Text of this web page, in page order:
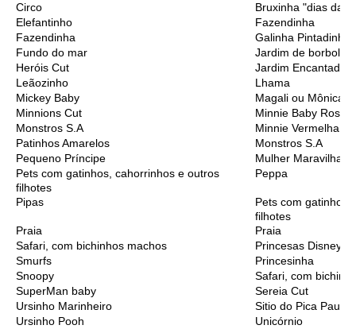
Circo
Bruxinha "dias das
Elefantinho
Fazendinha
Fazendinha
Galinha Pintadinha
Fundo do mar
Jardim de
Heróis Cut
Jardim Encantado
Leãozinho
Lhama
Mickey Baby
Magali ou Mônica
Minnions Cut
Minnie Baby Rosa
Monstros S.A
Minnie Vermelha
Patinhos Amarelos
Monstros S.A
Pequeno Príncipe
Mulher Maravilha
Pets com gatinhos, cahorrinhos e outros
filhotes
Peppa
Pipas
Pets com
filhotes
Praia
Praia
Safari, com bichinhos machos
Princesas Disney
Smurfs
Princesinha
Snoopy
Safari, com
SuperMan baby
Sereia Cut
Ursinho Marinheiro
Sitio do Pica Pau
Ursinho Pooh
Unicórnio